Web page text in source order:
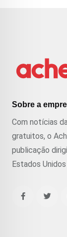
Sobre a
Com notícias
gratuitos, o
publicação
Estados